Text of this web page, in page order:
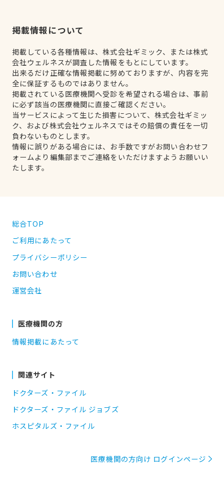
掲載情報について
掲載している各種情報は、株式会社ギミック、または株式
会社ウェルネスが調査した情報をもとにしています。
出来るだけ正確な情報掲載に努めておりますが、内容を完
全に保証するものではありません。
掲載されている医療機関へ受診を希望される場合は、事前
に必ず該当の医療機関に直接ご確認ください。
当サービスによって生じた損害について、株式会社ギミッ
ク、および株式会社ウェルネスではその賠償の責任を一切
負わないものとします。
情報に誤りがある場合には、お手数ですがお問い合わせフ
ォームより編集部までご連絡をいただけますようお願いい
たします。
総合TOP
ご利用にあたって
プライバシーポリシー
お問い合わせ
運営会社
医療機関の方
情報掲載にあたって
関連サイト
ドクターズ・ファイル
ドクターズ・ファイル ジョブズ
ホスピタルズ・ファイル
医療機関の方向け ログインページ